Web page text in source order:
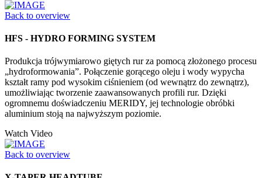
Back to overview
HFS - HYDRO FORMING SYSTEM
Produkcja trójwymiarowo giętych rur za pomocą złożonego procesu
„hydroformowania”. Połączenie gorącego oleju i wody wypycha
kształt ramy pod wysokim ciśnieniem (od wewnątrz do zewnątrz),
umożliwiając tworzenie zaawansowanych profili rur. Dzięki
ogromnemu doświadczeniu MERIDY, jej technologie obróbki
aluminium stoją na najwyższym poziomie.
Watch Video
Back to overview